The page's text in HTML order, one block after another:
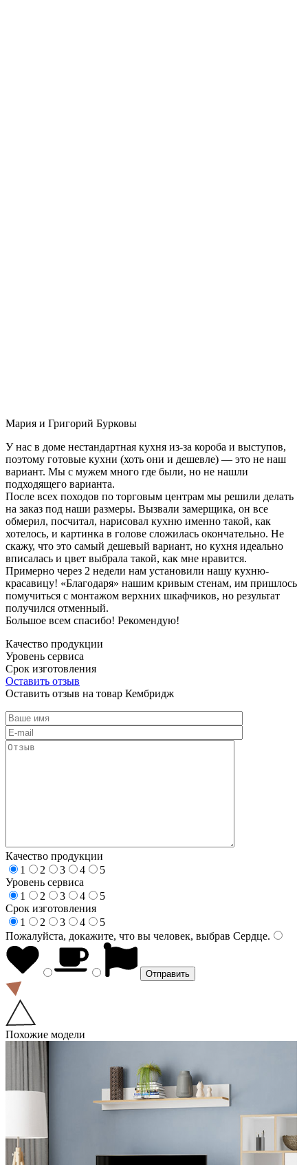
Мария и Григорий Бурковы
У нас в доме нестандартная кухня из-за короба и выступов,
поэтому готовые кухни (хоть они и дешевле) — это не наш
вариант. Мы с мужем много где были, но не нашли
подходящего варианта.
После всех походов по торговым центрам мы решили делать
на заказ под наши размеры. Вызвали замерщика, он все
обмерил, посчитал, нарисовал кухню именно такой, как
хотелось, и картинка в голове сложилась окончательно. Не
скажу, что это самый дешевый вариант, но кухня идеально
вписалась и цвет выбрала такой, как мне нравится.
Примерно через 2 недели нам установили нашу кухню-
красавицу! «Благодаря» нашим кривым стенам, им пришлось
помучиться с монтажом верхних шкафчиков, но результат
получился отменный.
Большое всем спасибо! Рекомендую!
Качество продукции
Уровень сервиса
Срок изготовления
Оставить отзыв
Оставить отзыв на товар Кембридж
Качество продукции
1
2 3 4
5
Уровень сервиса
1
2 3 4
5
Срок изготовления
1
2 3 4
5
Пожалуйста, докажите, что вы человек, выбрав Сердце.
Похожие модели